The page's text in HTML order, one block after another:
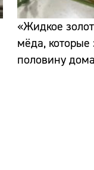
«Жидкое
мёда,
половину